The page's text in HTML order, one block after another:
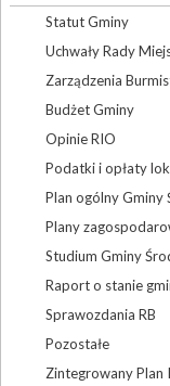
Statut Gminy
Uchwały Rady
Zarządzenia
Budżet Gminy
Opinie RIO
Podatki i opłaty
Plan ogólny Gminy
Plany
Studium Gminy
Raport o stanie
Sprawozdania RB
Pozostałe
Zintegrowany Plan